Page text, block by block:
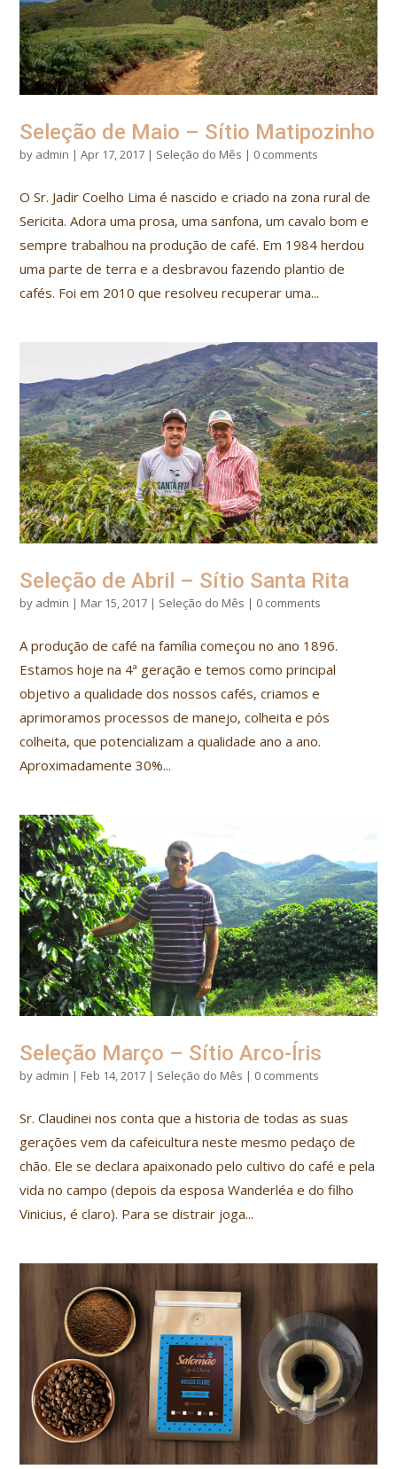
Seleção de Maio – Sítio Matipozinho
by admin |Apr 17, 2017 | Seleção do Mês | 0 comments
O Sr. Jadir Coelho Lima é nascido e criado na zona rural de
Sericita. Adora uma prosa, uma sanfona, um cavalo bom e
sempre trabalhou na produção de café. Em 1984 herdou
uma parte de terra e a desbravou fazendo plantio de
cafés. Foi em 2010 que resolveu recuperar uma...
Seleção de Abril – Sítio Santa Rita
by admin | Mar 15, 2017 | Seleção do Mês | 0 comments
A produção de café na família começou no ano 1896.
Estamos hoje na 4ª geração e temos como principal
objetivo a qualidade dos nossos cafés, criamos e
aprimoramos processos de manejo, colheita e pós
colheita, que potencializam a qualidade ano a ano.
Aproximadamente 30%...
Seleção Março – Sítio Arco-Íris
by admin | Feb 14, 2017 | Seleção do Mês | 0 comments
Sr. Claudinei nos conta que a historia de todas as suas
gerações vem da cafeicultura neste mesmo pedaço de
chão. Ele se declara apaixonado pelo cultivo do café e pela
vida no campo (depois da esposa Wanderléa e do filho
Vinicius, é claro). Para se distrair joga...